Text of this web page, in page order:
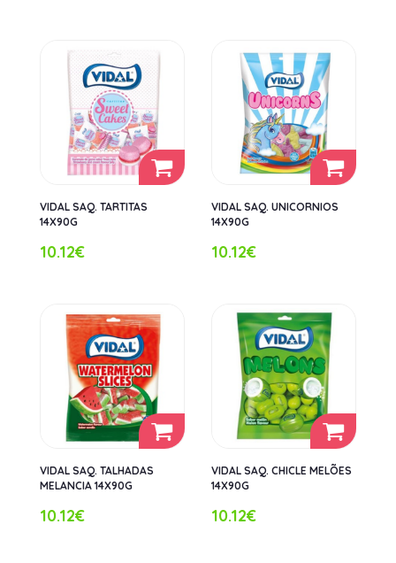
VIDAL SAQ. TARTITAS
14X90G
10.12€
VIDAL SAQ. UNICORNIOS
14X90G
10.12€
VIDAL SAQ. TALHADAS
MELANCIA 14X90G
10.12€
VIDAL SAQ. CHICLE MELÕES
14X90G
10.12€